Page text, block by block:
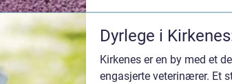
Dyrlege i
Kirkenes er en by med et
engasjerte veterinærer. Et